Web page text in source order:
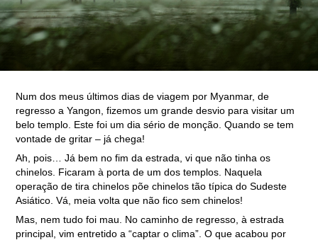
Num dos meus últimos dias de viagem por Myanmar, de
regresso a Yangon, fizemos um grande desvio para visitar um
belo templo. Este foi um dia sério de monção. Quando se tem
vontade de gritar – já chega!
Ah, pois… Já bem no fim da estrada, vi que não tinha os
chinelos. Ficaram à porta de um dos templos. Naquela
operação de tira chinelos põe chinelos tão típica do Sudeste
Asiático. Vá, meia volta que não fico sem chinelos!
Mas, nem tudo foi mau. No caminho de regresso, à estrada
principal, vim entretido a “captar o clima”. O que acabou por